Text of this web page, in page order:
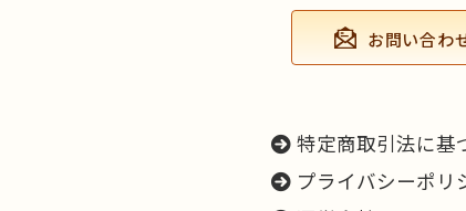
お問い合わ
特定商取引法に基
プライバシーポリ